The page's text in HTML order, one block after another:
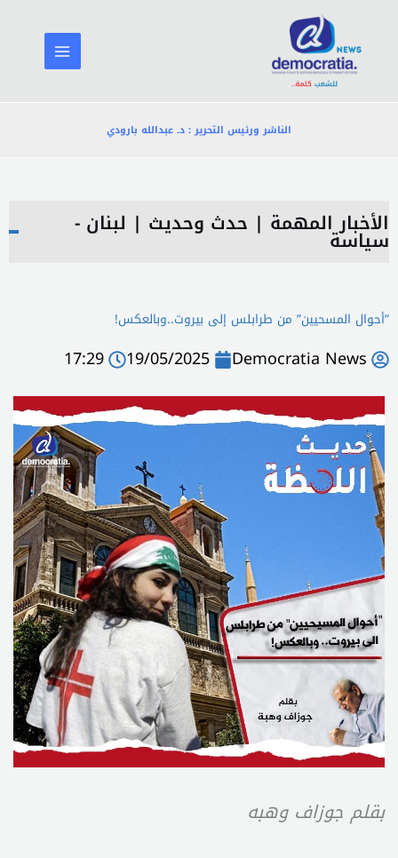
المحتوى
الناشر ورئيس التحرير : د. عبدالله بارودي
الأخبار المهمة | حدث وحديث | لبنان -
سياسة
”أحوال المسحيين” من طرابلس إلى بيروت..وبالعكس!
Democratia News
19/05/2025
17:29
بقلم جوزاف وهبه